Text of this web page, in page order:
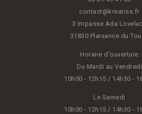
contact@kreatiss.fr
3 Impasse Ada
31830 Plaisance du
Horaire d'ouverture
Du Mardi au Vendredi
10h00 - 12h15 / 14h30 -
Le Samedi
10h00 - 12h15 / 14h30 -